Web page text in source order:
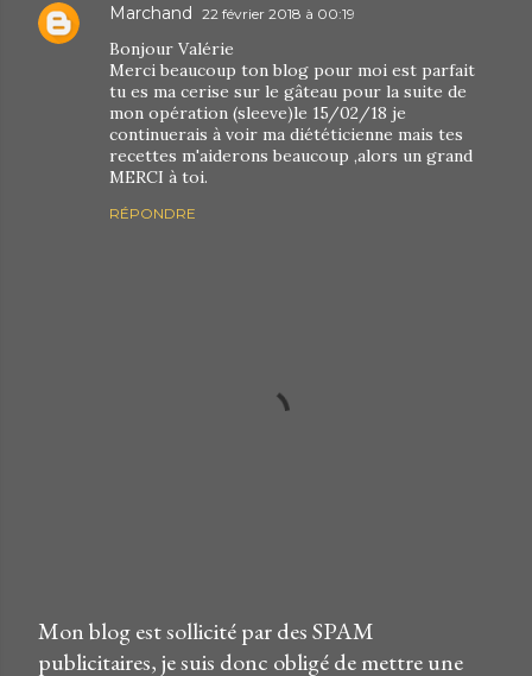
Marchand 22 février 2018 à 00:19
Bonjour Valérie
Merci beaucoup ton blog pour moi est parfait
tu es ma cerise sur le gâteau pour la suite de
mon opération (sleeve)le 15/02/18 je
continuerais à voir ma diététicienne mais tes
recettes m'aiderons beaucoup ,alors un grand
MERCI à toi.
RÉPONDRE
E
n
Mon blog est sollicité par des SPAM
publicitaires, je suis donc obligé de mettre une